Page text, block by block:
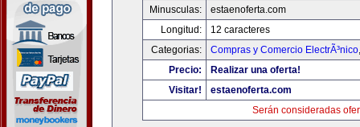
Minusculas:
estaenoferta.com
Longitud:
12 caracteres
Categorias:
Compras y Comercio ElectrÃ³nico
Precio:
Realizar una oferta!
Visitar!
estaenoferta.com
Serán consideradas